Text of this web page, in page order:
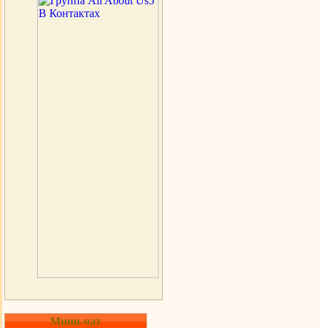
Мини-чат